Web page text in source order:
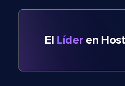
El Líder en